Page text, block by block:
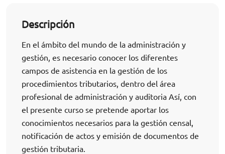
Descripción
En el ámbito del mundo de la administración y
gestión, es necesario conocer los diferentes
campos de asistencia en la gestión de los
procedimientos tributarios, dentro del área
profesional de administración y auditoria Así, con
el presente curso se pretende aportar los
conocimientos necesarios para la gestión censal,
notificación de actos y emisión de documentos de
gestión tributaria.